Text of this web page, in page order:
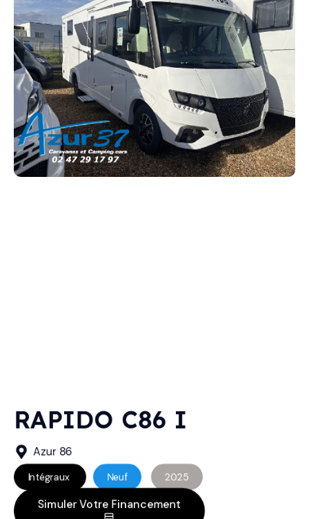
RAPIDO C86 I
Azur 86
Intégraux Neuf 2025
Simuler Votre Financement